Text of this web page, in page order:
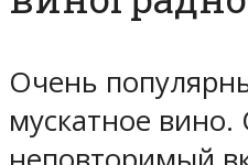
Очень
мускатное